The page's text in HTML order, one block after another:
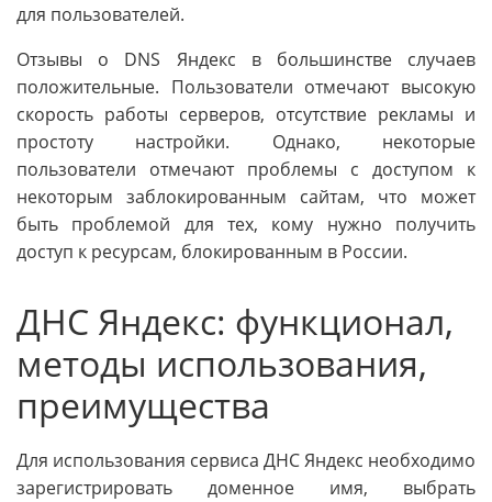
для пользователей.
Отзывы о DNS Яндекс в большинстве случаев
положительные. Пользователи отмечают высокую
скорость работы серверов, отсутствие рекламы и
простоту настройки. Однако, некоторые
пользователи отмечают проблемы с доступом к
некоторым заблокированным сайтам, что может
быть проблемой для тех, кому нужно получить
доступ к ресурсам, блокированным в России.
ДНС Яндекс: функционал,
методы использования,
преимущества
Для использования сервиса ДНС Яндекс необходимо
зарегистрировать доменное имя, выбрать